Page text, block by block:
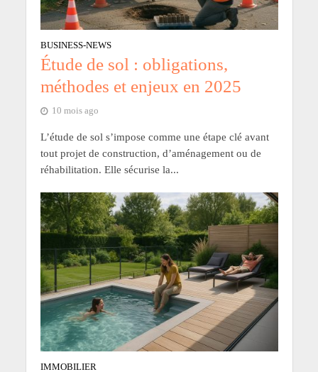
BUSINESS-NEWS
Étude de sol : obligations,
méthodes et enjeux en 2025
10 mois ago
L’étude de sol s’impose comme une étape clé avant
tout projet de construction, d’aménagement ou de
réhabilitation. Elle sécurise la...
IMMOBILIER